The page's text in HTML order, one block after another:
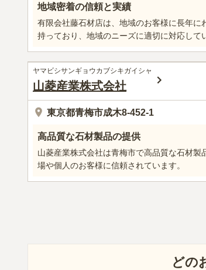
地域密着の信頼と実績
有限会社藤石材店は、地域のお客様に長年
持っており、地域のニーズに適切に対応して
ヤマビシサンギョウカブシキガイシャ
山菱産業株式会社
東京都青梅市成木8-452-1
高品質な石材製品の提供
山菱産業株式会社は青梅市で高品質な石材
場や個人のお客様に信頼されています。
どの